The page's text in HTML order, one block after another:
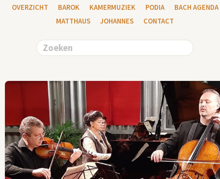
OVERZICHT BAROK KAMERMUZIEK PODIA
BACH AGENDA
MATTHAUS
JOHANNES CONTACT